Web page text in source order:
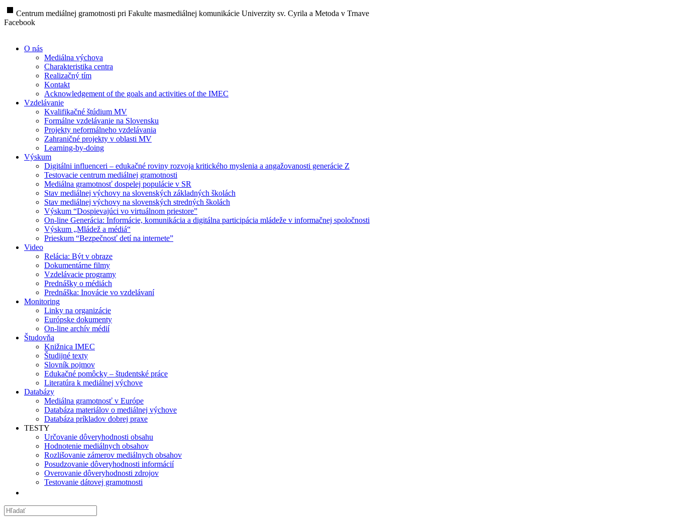
stop Centrum mediálnej gramotnosti pri Fakulte masmediálnej komunikácie Univerzity sv. Cyrila a Metoda v Trnave
Facebook
O nás
Mediálna výchova
Charakteristika centra
Realizačný tím
Kontakt
Acknowledgement of the goals and activities of the IMEC
Vzdelávanie
Kvalifikačné štúdium MV
Formálne vzdelávanie na Slovensku
Projekty neformálneho vzdelávania
Zahraničné projekty v oblasti MV
Learning-by-doing
Výskum
Digitálni influenceri – edukačné roviny rozvoja kritického myslenia a angažovanosti generácie Z
Testovacie centrum mediálnej gramotnosti
Mediálna gramotnosť dospelej populácie v SR
Stav mediálnej výchovy na slovenských základných školách
Stav mediálnej výchovy na slovenských stredných školách
Výskum “Dospievajúci vo virtuálnom priestore”
On-line Generácia: Informácie, komunikácia a digitálna participácia mládeže v informačnej spoločnosti
Výskum „Mládež a médiá“
Prieskum “Bezpečnosť detí na internete”
Video
Relácia: Být v obraze
Dokumentárne filmy
Vzdelávacie programy
Prednášky o médiách
Prednáška: Inovácie vo vzdelávaní
Monitoring
Linky na organizácie
Európske dokumenty
On-line archív médií
Študovňa
Knižnica IMEC
Študijné texty
Slovník pojmov
Edukačné pomôcky – študentské práce
Literatúra k mediálnej výchove
Databázy
Mediálna gramotnosť v Európe
Databáza materiálov o mediálnej výchove
Databáza príkladov dobrej praxe
TESTY
Určovanie dôveryhodnosti obsahu
Hodnotenie mediálnych obsahov
Rozlišovanie zámerov mediálnych obsahov
Posudzovanie dôveryhodnosti informácií
Overovanie dôveryhodnosti zdrojov
Testovanie dátovej gramotnosti